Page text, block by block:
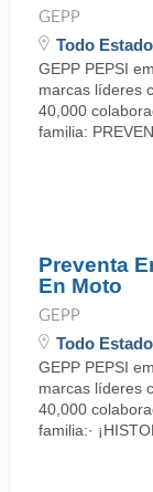
GEPP
Todo
GEPP PEPSI
marcas líderes
40,000
familia:
Preventa
En Moto
GEPP
Todo
GEPP PEPSI
marcas líderes
40,000
familia:·